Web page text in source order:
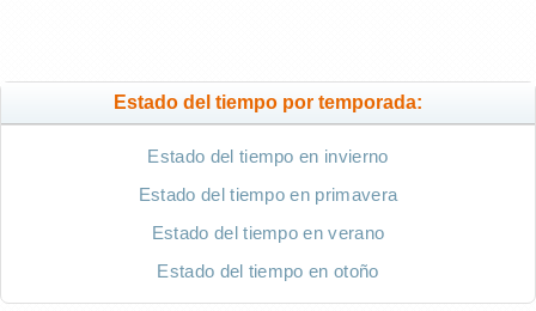
Estado del tiempo por temporada:
Estado del tiempo en invierno
Estado del tiempo en primavera
Estado del tiempo en verano
Estado del tiempo en otoño